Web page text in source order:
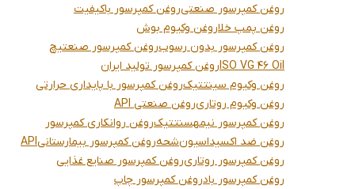
روغن کمپرسور صنعتیروغن کمپرسور باکیفیت
روغن پمپ خلاروغن وکیوم بوش
روغن کمپرسور بدون رسوبروغن کمپرسور صنعتیچ
ISO VG 46 Oilروغن کمپرسور تولید ایران
روغن وکیوم سینتتیکروغن کمپرسور با پایداری حرارتی
روغن وکیوم روتاریروغن صنعتی API
روغن کمپرسور نیمهسنتتیکروغن روانکاری کمپرسور
روغن ضد اکسیداسیونشحهروغن کمپرسور بیمارستانیAPI
روغن کمپرسور روتاریروغن کمپرسور صنایع غذایی
روغن کمپرسور بادروغن کمپرسور چاپ